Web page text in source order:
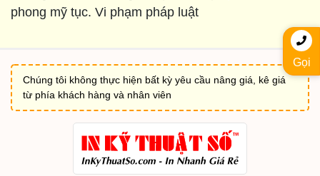
Gọi
phong mỹ tục. Vi phạm pháp luật
Chúng tôi không thực hiện bất kỳ yêu cầu nâng giá, kê giá
từ phía khách hàng và nhân viên